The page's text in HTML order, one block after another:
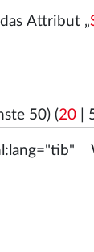
Attribut „
50) (20